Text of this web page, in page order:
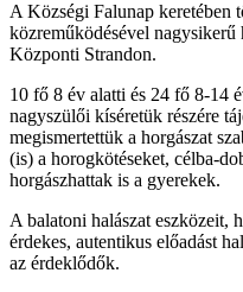
A Községi Falunap keretében
közreműködésével
Központi Strandon.
10 fő 8 év alatti és 24 fő 8-14
nagyszülői kíséretük részére
megismertettük a horgászat
(is) a horogkötéseket, célba-
horgászhattak is a gyerekek.
A balatoni halászat eszközeit,
érdekes, autentikus előadást
az érdeklődők.